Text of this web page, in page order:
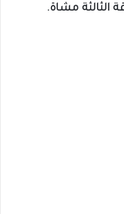
الثالثة مشاة.